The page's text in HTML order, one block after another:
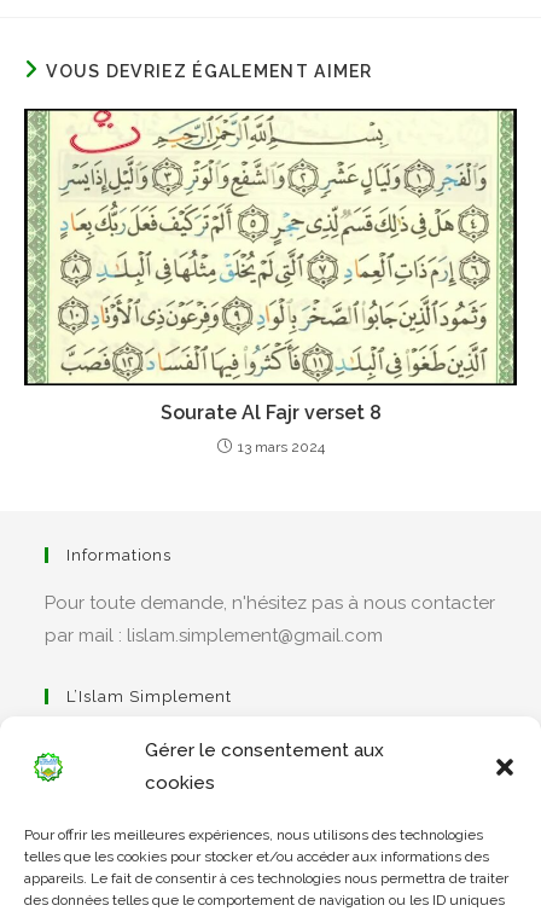
Gérer le consentement aux
cookies
Pour offrir les meilleures expériences, nous utilisons des technologies
telles que les cookies pour stocker et/ou accéder aux informations des
appareils. Le fait de consentir à ces technologies nous permettra de traiter
des données telles que le comportement de navigation ou les ID uniques
VOUS DEVRIEZ ÉGALEMENT AIMER
Sourate Al Fajr verset 8
13 mars 2024
Informations
Pour toute demande, n'hésitez pas à nous contacter
par mail : lislam.simplement@gmail.com
L’Islam Simplement
dans
un
nouvel
Apprendre Le Coran Simplement